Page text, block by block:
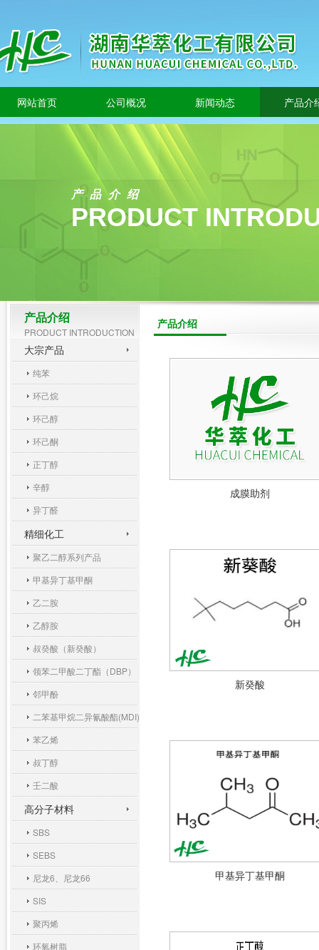
网站首页 公司概况 新闻动态 产品介
产品介绍
PRODUCT
产品介绍
PRODUCT INTRODUCTION
大宗产品
纯苯
环己烷
环己醇
环己酮
正丁醇
辛醇
异丁醛
精细化工
聚乙二醇系列产品
甲基异丁基甲酮
乙二胺
乙醇胺
叔癸酸（新癸酸）
领苯二甲酸二丁酯（DBP）
邻甲酚
二苯基甲烷二异氰酸酯(MDI)
苯乙烯
叔丁醇
壬二酸
高分子材料
SBS
SEBS
尼龙6、尼龙66
SIS
聚丙烯
环氧树脂
产品介绍
成膜助剂
新癸酸
甲基异丁基甲酮